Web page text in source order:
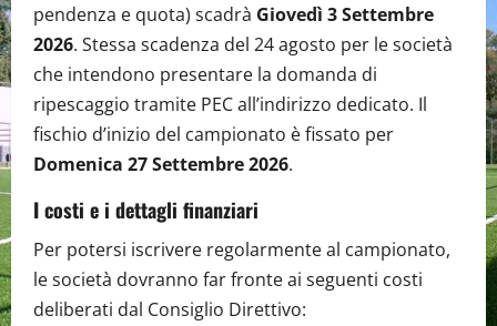
pendenza e quota) scadrà Giovedì 3 Settembre
2026. Stessa scadenza del 24 agosto per le società
che intendono presentare la domanda di
ripescaggio tramite PEC all’indirizzo dedicato. Il
fischio d’inizio del campionato è fissato per
Domenica 27 Settembre 2026.
I costi e i dettagli finanziari
Per potersi iscrivere regolarmente al campionato,
le società dovranno far fronte ai seguenti costi
deliberati dal Consiglio Direttivo: